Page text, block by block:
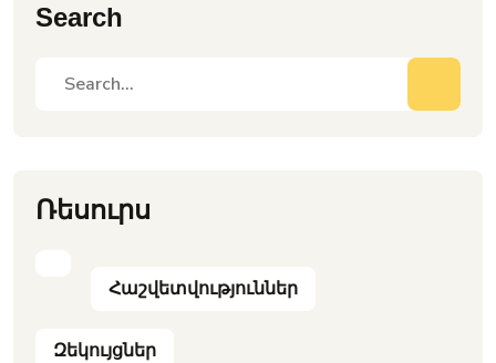
Search
Ռեսուրս
Հաշվետվություններ
Զեկույցներ